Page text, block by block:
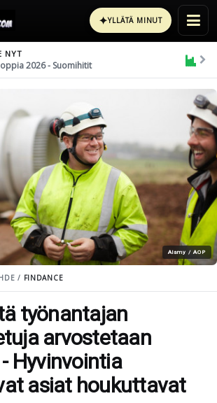
✦YLLÄTÄ MINUT
NYT
2026 - Suomihitit
Alamy / AOP
/ FINDANCE
työnantajan
arvostetaan
Hyvinvointia
asiat houkuttavat